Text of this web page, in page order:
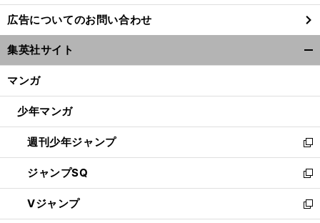
し
い
ウ
ィ
ン
ウ
開
く
広告についてのお問い合わせ
集英社サイト
マンガ
少年マンガ
週刊少年ジャンプ
新
し
い
ウ
ィ
ン
ジャンプSQ
新
し
い
Vジャンプ
新